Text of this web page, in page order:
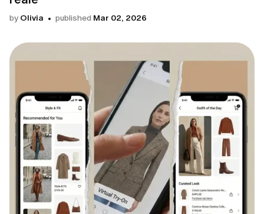
by Olivia published Mar 02, 2026